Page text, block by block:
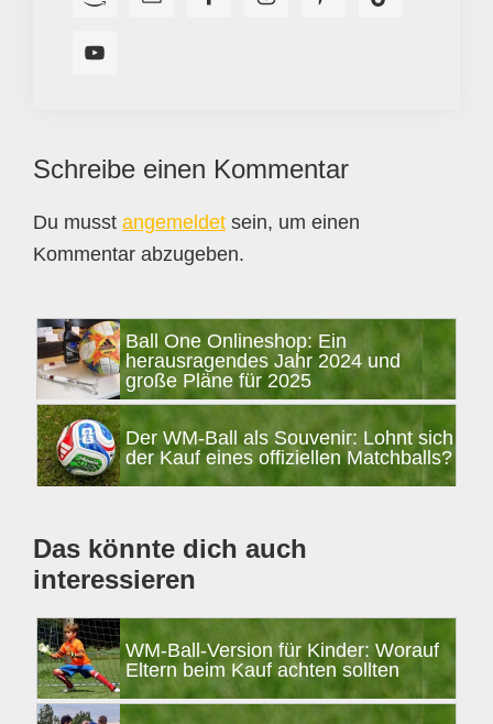
Leser-
Interaktionen
Schreibe einen Kommentar
Du musst angemeldet sein, um einen
Kommentar abzugeben.
SeitenspalteBall One Onlineshop: Ein
herausragendes Jahr 2024 und
große Pläne für 2025
Der WM-Ball als Souvenir: Lohnt sich
der Kauf eines offiziellen Matchballs?
Das könnte dich auch
interessieren
WM-Ball-Version für Kinder: Worauf
Eltern beim Kauf achten sollten